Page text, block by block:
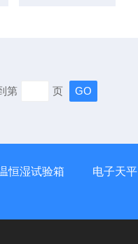
第 页
恒湿试验箱
电子天平